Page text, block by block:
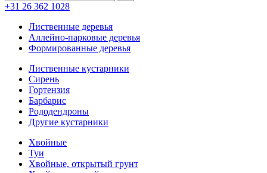
+31 26 362 1028
Лиственные деревья
Аллейно-парковые деревья
Формированные деревья
Лиственные кустарники
Cирень
Гортензия
Барбарис
Рододендроны
Другие кустарники
Хвойные
Туи
Хвойные, открытый грунт